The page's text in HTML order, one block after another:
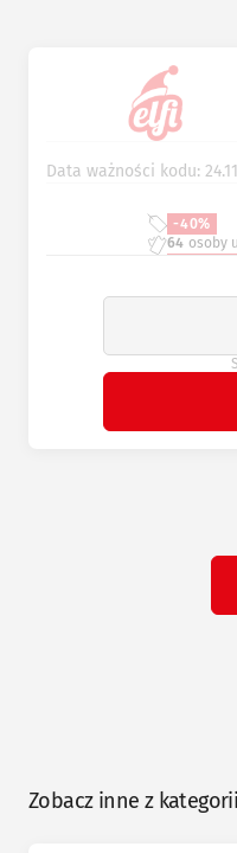
Data ważności kodu:
-40%
64 osoby
Zobacz inne z kategorii